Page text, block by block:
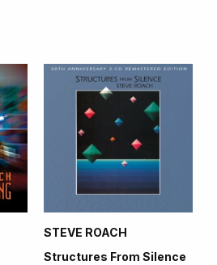
STEVE ROACH
Structures From Silence